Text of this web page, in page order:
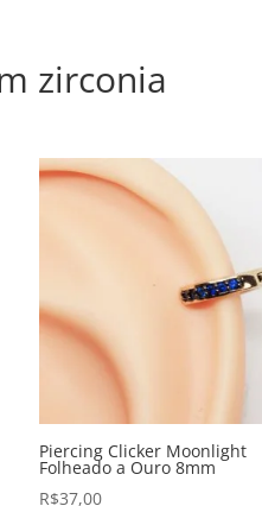
zirconia
Piercing Clicker Moonlight
Folheado a Ouro 8mm
R$37,00